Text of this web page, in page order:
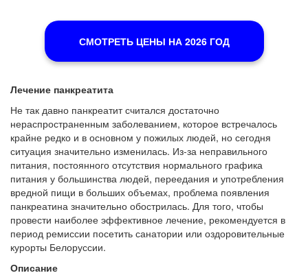
СМОТРЕТЬ ЦЕНЫ НА 2026 ГОД
Лечение панкреатита
Не так давно панкреатит считался достаточно
нераспространенным заболеванием, которое встречалось
крайне редко и в основном у пожилых людей, но сегодня
ситуация значительно изменилась. Из-за неправильного
питания, постоянного отсутствия нормального графика
питания у большинства людей, переедания и употребления
вредной пищи в больших объемах, проблема появления
панкреатина значительно обострилась. Для того, чтобы
провести наиболее эффективное лечение, рекомендуется в
период ремиссии посетить санатории или оздоровительные
курорты Белоруссии.
Описание